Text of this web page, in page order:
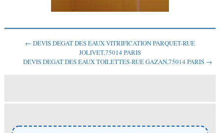
← DEVIS DEGAT DES EAUX VITRIFICATION PARQUET-RUE
JOLIVET,75014 PARIS
DEVIS DEGAT DES EAUX TOILETTES-RUE GAZAN,75014 PARIS →